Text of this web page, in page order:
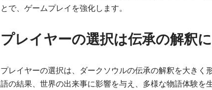
とで、ゲームプレイを強化します。
プレイヤーの選択は伝承の解釈
プレイヤーの選択は、ダークソウルの伝承の解釈を大きく
語の結果、世界の出来事に影響を与え、多様な物語体験を